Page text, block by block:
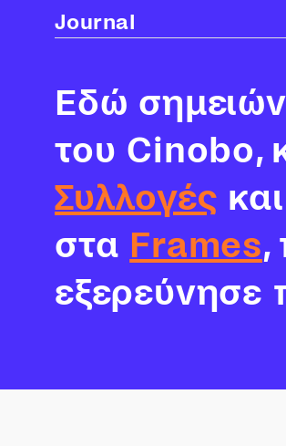
Journal
Εδώ
του Cinobo,
Συλλογές
στα Frames,
εξερεύνησε